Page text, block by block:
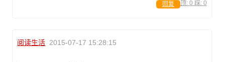
顶: 0 踩: 0
回复
阅读生活 2015-07-17 15:28:15